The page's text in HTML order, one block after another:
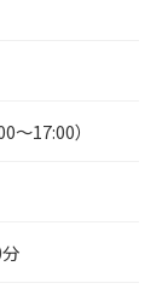
〜17:00）